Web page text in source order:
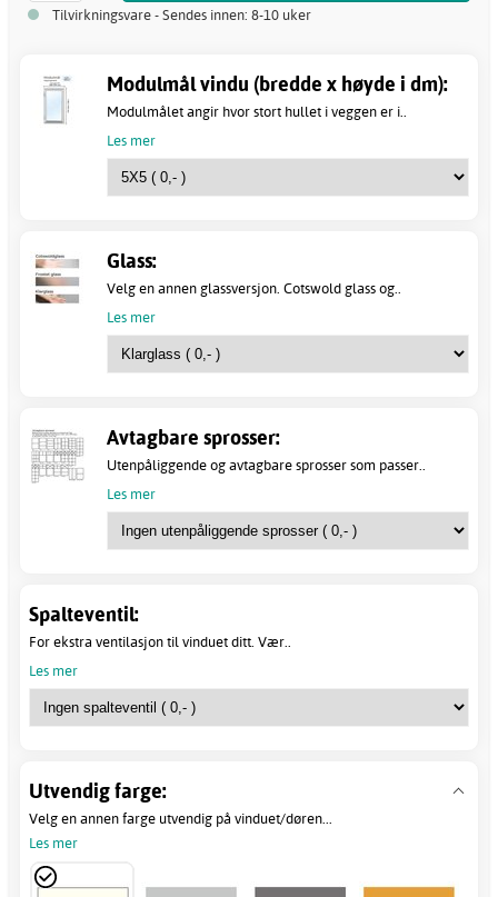
Tilvirkningsvare - Sendes innen: 8-10 uker
Modulmål vindu (bredde x høyde i dm):
Modulmålet angir hvor stort hullet i veggen er i..
Les mer
Glass:
Velg en annen glassversjon. Cotswold glass og..
Les mer
Avtagbare sprosser:
Utenpåliggende og avtagbare sprosser som passer..
Les mer
Spalteventil:
For ekstra ventilasjon til vinduet ditt. Vær..
Les mer
Utvendig farge:
Velg en annen farge utvendig på vinduet/døren...
Les mer